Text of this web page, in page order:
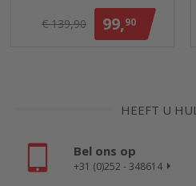
99,90
€ 139,90
HEEFT U
Bel ons op
+31 (0)252 - 348614